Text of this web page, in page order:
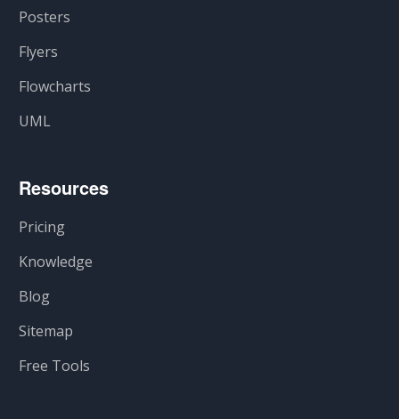
Posters
Flyers
Flowcharts
UML
Resources
Pricing
Knowledge
Blog
Sitemap
Free Tools